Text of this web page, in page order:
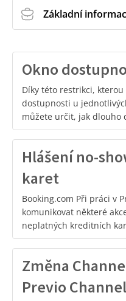
Základní
Okno
Díky této restrikci, kterou
dostupnosti u
můžete určit, jak dlouho
Hlášení no-
karet
Booking.com Při práci v
komunikovat některé
neplatných kreditních
Změna
Previo